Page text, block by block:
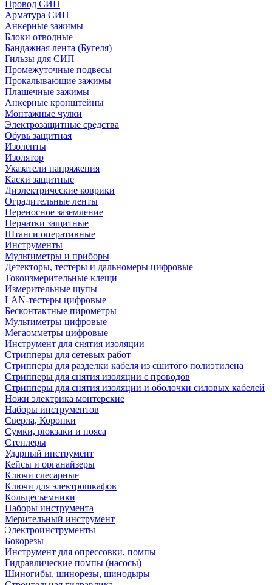
Провод СИП
Арматура СИП
Анкерные зажимы
Блоки отводные
Бандажная лента (Бугеля)
Гильзы для СИП
Промежуточные подвесы
Прокалывающие зажимы
Плашечные зажимы
Анкерные кронштейны
Монтажные чулки
Электрозащитные средства
Обувь защитная
Изоленты
Изолятор
Указатели напряжения
Каски защитные
Диэлектрические коврики
Оградительные ленты
Переносное заземление
Перчатки защитные
Штанги оперативные
Инструменты
Мультиметры и приборы
Детекторы, тестеры и дальномеры цифровые
Токоизмерительные клещи
Измерительные щупы
LAN-тестеры цифровые
Бесконтактные пирометры
Мультиметры цифровые
Мегаомметры цифровые
Инструмент для снятия изоляции
Стрипперы для сетевых работ
Стрипперы для разделки кабеля из сшитого полиэтилена
Cтрипперы для снятия изоляции с проводов
Стрипперы для снятия изоляции и оболочки силовых кабелей
Ножи электрика монтерские
Наборы инструментов
Сверла, Коронки
Сумки, рюкзаки и пояса
Степлеры
Ударный инструмент
Кейсы и органайзеры
Ключи слесарные
Ключи для электрошкафов
Кольцесъемники
Наборы инструмента
Мерительный инструмент
Электроинструменты
Бокорезы
Инструмент для опрессовки, помпы
Гидравлические помпы (насосы)
Шиногибы, шинорезы, шинодыры